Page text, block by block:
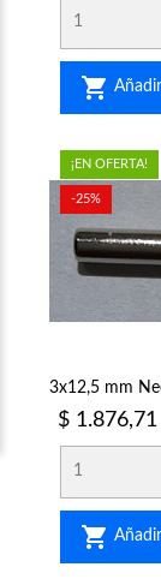

3x12,5 mm
Precio
$ 1.876,71

¡EN OFERTA!
-25%